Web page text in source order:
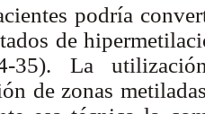
podría
de
35). La
de zonas